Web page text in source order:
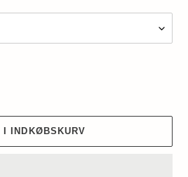
INDKØBSKURV